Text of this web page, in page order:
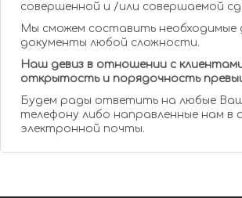
совершенной и /или совершаемой
Мы сможем составить необходимые
документы любой сложности.
Наш девиз в отношении с
открытость и порядочность
Будем рады ответить на любые
телефону либо направленные нам в
электронной почты.